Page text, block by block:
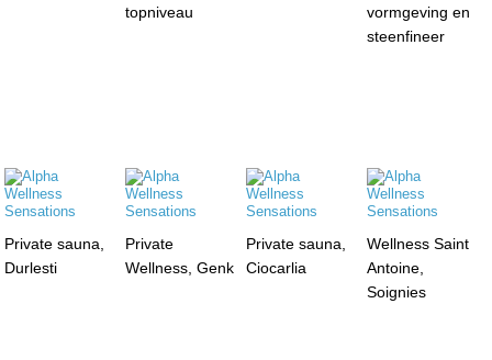
topniveau
vormgeving en
steenfineer
Private sauna,
Durlesti
Private
Wellness, Genk
Private sauna,
Ciocarlia
Wellness Saint
Antoine,
Soignies